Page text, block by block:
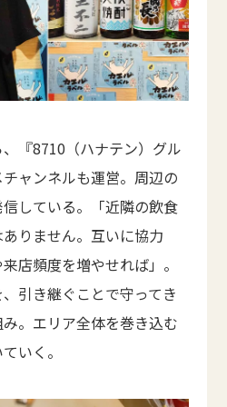
『8710（ハナテン）グル
ャンネルも運営。周辺の
している。「近隣の飲食
りません。互いに協力
店頻度を増やせれば」。
引き継ぐことで守ってき
。エリア全体を巻き込む
いく。